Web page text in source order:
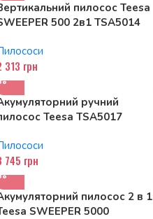
пилосос Teesa
500 2в1 TSA5014
313 грн
ручний
Teesa TSA5017
745 грн
пилосос 2 в 1
SWEEPER 5000